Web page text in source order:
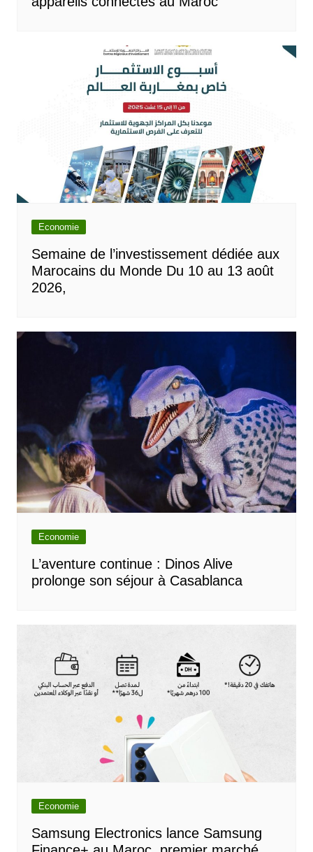
Economie
Semaine de l’investissement dédiée aux
Marocains du Monde Du 10 au 13 août
2026,
Economie
L’aventure continue : Dinos Alive
prolonge son séjour à Casablanca
Economie
Samsung Electronics lance Samsung